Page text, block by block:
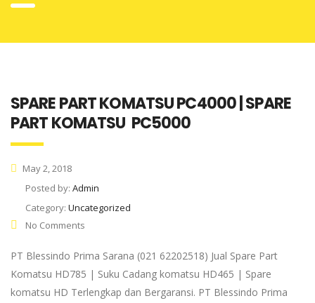
SPARE PART KOMATSU PC4000 | SPARE
PART KOMATSU PC5000
May 2, 2018
Posted by: Admin
Category: Uncategorized
No Comments
PT Blessindo Prima Sarana (021 62202518) Jual Spare Part
Komatsu HD785 | Suku Cadang komatsu HD465 | Spare
komatsu HD Terlengkap dan Bergaransi. PT Blessindo Prima